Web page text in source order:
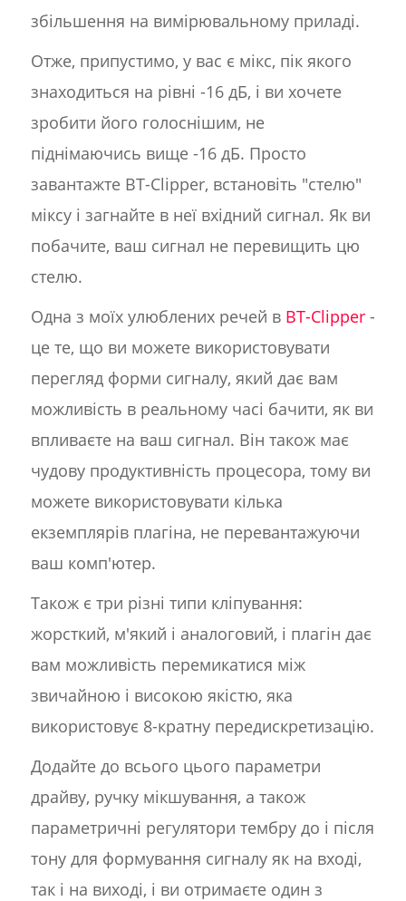
збільшення на вимірювальному приладі.
Отже, припустимо, у вас є мікс, пік якого
знаходиться на рівні -16 дБ, і ви хочете
зробити його голоснішим, не
піднімаючись вище -16 дБ. Просто
завантажте BT-Clipper, встановіть "стелю"
міксу і загнайте в неї вхідний сигнал. Як ви
побачите, ваш сигнал не перевищить цю
стелю.
Одна з моїх улюблених речей в BT-Clipper-
це те, що ви можете використовувати
перегляд форми сигналу, який дає вам
можливість в реальному часі бачити, як ви
впливаєте на ваш сигнал. Він також має
чудову продуктивність процесора, тому ви
можете використовувати кілька
екземплярів плагіна, не перевантажуючи
ваш комп'ютер.
Також є три різні типи кліпування:
жорсткий, м'який і аналоговий, і плагін дає
вам можливість перемикатися між
звичайною і високою якістю, яка
використовує 8-кратну передискретизацію.
Додайте до всього цього параметри
драйву, ручку мікшування, а також
параметричні регулятори тембру до і після
тону для формування сигналу як на вході,
так і на виході, і ви отримаєте один з